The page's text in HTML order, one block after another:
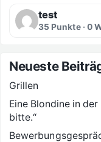
test
35 Punkte · 0
Neueste
Grillen
Eine Blondine in
bitte.“